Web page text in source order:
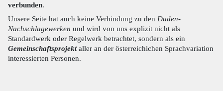
verbunden.
Unsere Seite hat auch keine Verbindung zu den Duden-
Nachschlagewerken und wird von uns explizit nicht als
Standardwerk oder Regelwerk betrachtet, sondern als ein
Gemeinschaftsprojektaller an der österreichichen Sprachvariation
interessierten Personen.